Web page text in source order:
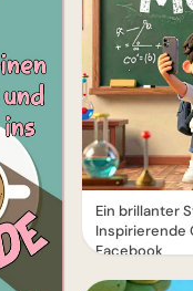
Ein brillanter
Inspirierende
Facebook